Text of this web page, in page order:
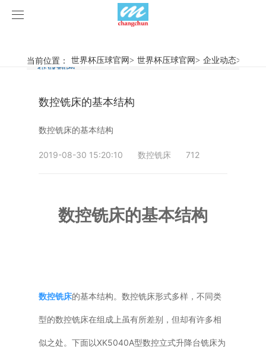
世界杯压球官网
旋弧焊机
摩擦焊机
加工中心
专用机床
产品视频
世界杯压球官网
当前位置： 世界杯压球官网> 世界杯压球官网> 企业动态>
行业新闻
企业动态
数控铣床的基本结构
数控铣床的基本结构
2019-08-30 15:20:10 数控铣床 712
数控铣床的基本结构
数控铣床的基本结构。数控铣床形式多样，不同类
型的数控铣床在组成上虽有所差别，但却有许多相
似之处。下面以XK5040A型数控立式升降台铣床为